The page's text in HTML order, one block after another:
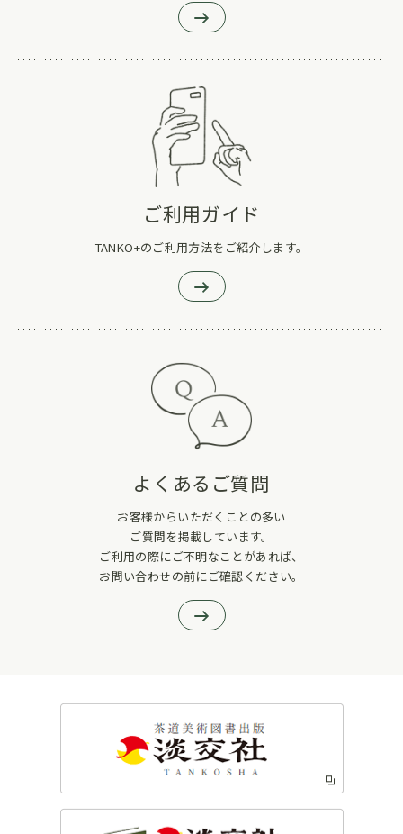
ご利用ガイド
TANKO+のご利用方法をご紹介します。
よくあるご質問
お客様からいただくことの多い
ご質問を掲載しています。
ご利用の際にご不明なことがあれば、
お問い合わせの前にご確認ください。